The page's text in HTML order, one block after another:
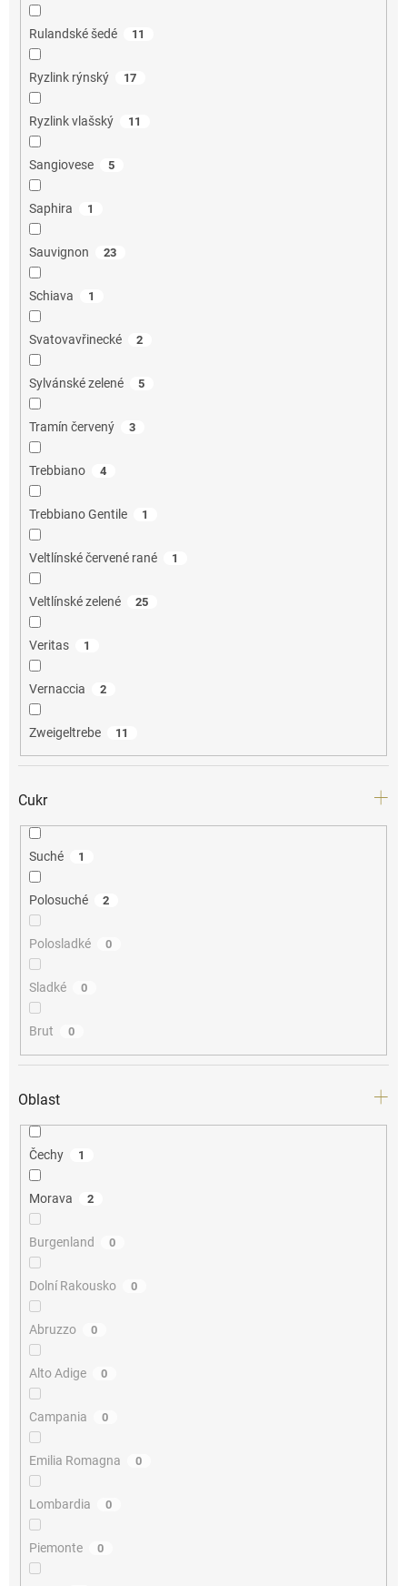
Rulandské šedé 11
Ryzlink rýnský 17
Ryzlink vlašský 11
Sangiovese 5
Saphira 1
Sauvignon 23
Schiava 1
Svatovavřinecké 2
Sylvánské zelené 5
Tramín červený 3
Trebbiano 4
Trebbiano Gentile 1
Veltlínské červené rané 1
Veltlínské zelené 25
Veritas 1
Vernaccia 2
Zweigeltrebe 11
Cukr
Suché 1
Polosuché 2
Polosladké 0
Sladké 0
Brut 0
Oblast
Čechy 1
Morava 2
Burgenland 0
Dolní Rakousko 0
Abruzzo 0
Alto Adige 0
Campania 0
Emilia Romagna 0
Lombardia 0
Piemonte 0